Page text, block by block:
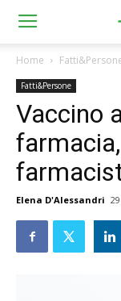
Home
Fatti&Persone
Vaccino
Elena D'Alessandri